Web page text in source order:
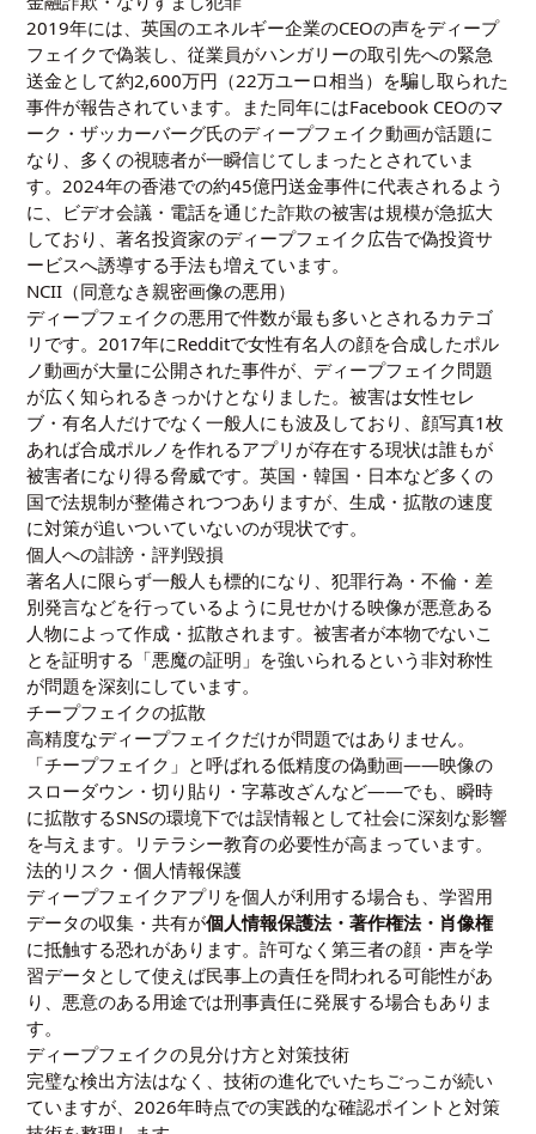
2019年には、英国のエネルギー企業のCEOの声をディープ
フェイクで偽装し、従業員がハンガリーの取引先への緊急
送金として約2,600万円（22万ユーロ相当）を騙し取られた
事件が報告されています。また同年にはFacebook CEOのマ
ーク・ザッカーバーグ氏のディープフェイク動画が話題に
なり、多くの視聴者が一瞬信じてしまったとされていま
す。2024年の香港での約45億円送金事件に代表されるよう
に、ビデオ会議・電話を通じた詐欺の被害は規模が急拡大
しており、著名投資家のディープフェイク広告で偽投資サ
ービスへ誘導する手法も増えています。
NCII（同意なき親密画像の悪用）
ディープフェイクの悪用で件数が最も多いとされるカテゴ
リです。2017年にRedditで女性有名人の顔を合成したポル
ノ動画が大量に公開された事件が、ディープフェイク問題
が広く知られるきっかけとなりました。被害は女性セレ
ブ・有名人だけでなく一般人にも波及しており、顔写真1枚
あれば合成ポルノを作れるアプリが存在する現状は誰もが
被害者になり得る脅威です。英国・韓国・日本など多くの
国で法規制が整備されつつありますが、生成・拡散の速度
に対策が追いついていないのが現状です。
個人への誹謗・評判毀損
著名人に限らず一般人も標的になり、犯罪行為・不倫・差
別発言などを行っているように見せかける映像が悪意ある
人物によって作成・拡散されます。被害者が本物でないこ
とを証明する「悪魔の証明」を強いられるという非対称性
が問題を深刻にしています。
チープフェイクの拡散
高精度なディープフェイクだけが問題ではありません。
「チープフェイク」と呼ばれる低精度の偽動画——映像の
スローダウン・切り貼り・字幕改ざんなど——でも、瞬時
に拡散するSNSの環境下では誤情報として社会に深刻な影響
を与えます。リテラシー教育の必要性が高まっています。
法的リスク・個人情報保護
ディープフェイクアプリを個人が利用する場合も、学習用
データの収集・共有が個人情報保護法・著作権法・肖像権
に抵触する恐れがあります。許可なく第三者の顔・声を学
習データとして使えば民事上の責任を問われる可能性があ
り、悪意のある用途では刑事責任に発展する場合もありま
す。
ディープフェイクの見分け方と対策技術
完璧な検出方法はなく、技術の進化でいたちごっこが続い
ていますが、2026年時点での実践的な確認ポイントと対策